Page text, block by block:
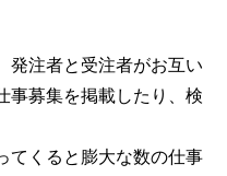
発注者と受注者がお互い
事募集を掲載したり、検
てくると膨大な数の仕事